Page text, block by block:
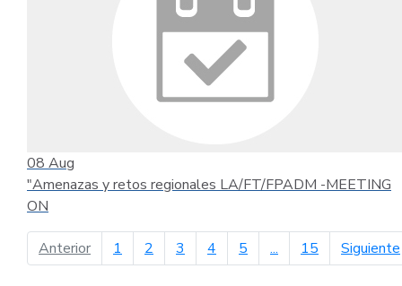
08 Aug
"Amenazas y retos regionales LA/FT/FPADM -MEETING
ON
Anteriorpágina anterior
1 2 3 4 5 ... 15 Siguiente